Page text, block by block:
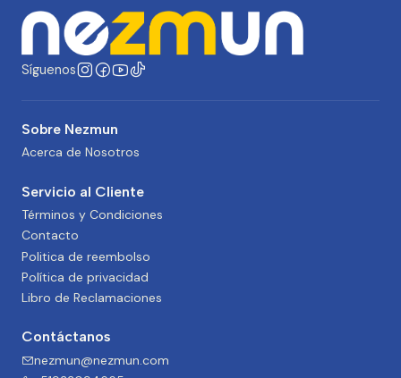
Síguenos
Sobre Nezmun
Acerca de Nosotros
Servicio al Cliente
Términos y Condiciones
Contacto
Politica de reembolso
Política de privacidad
Libro de Reclamaciones
Contáctanos
nezmun@nezmun.com